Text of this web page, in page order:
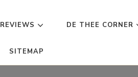
REVIEWS DE THEE CORNER
SITEMAP